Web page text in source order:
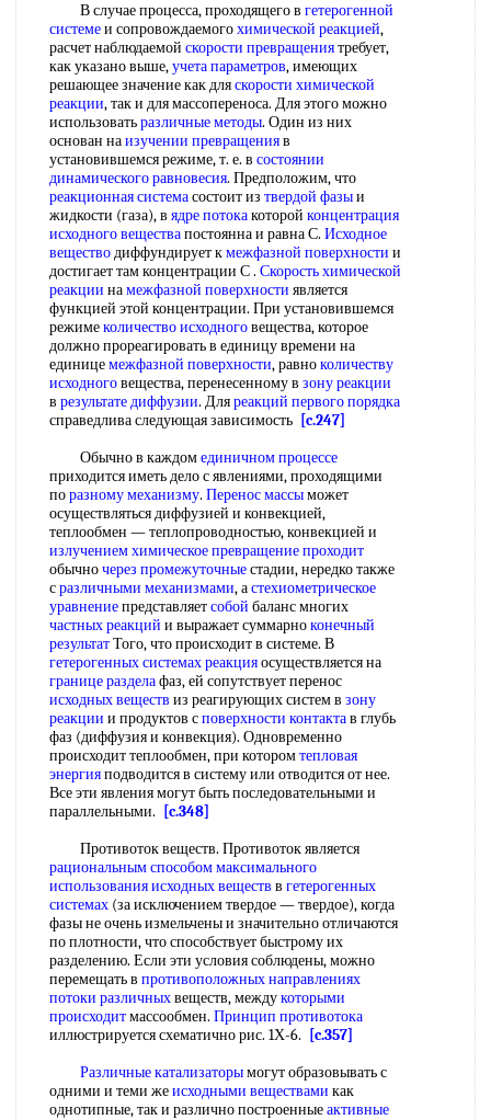
В случае процесса, проходящего в гетерогенной
системеи сопровождаемогохимической реакцией,
расчет наблюдаемой скорости превращениятребует,
как указано выше,учета параметров, имеющих
решающее значение как дляскорости химической
реакции, так и для массопереноса. Для этого можно
использоватьразличные методы. Один из них
основан наизучении превращенияв
установившемся режиме, т. е. в состоянии
динамического равновесия. Предположим, что
реакционная системасостоит из твердой фазыи
жидкости (газа), в ядре потокакоторой концентрация
исходного веществапостоянна и равна С. Исходное
веществодиффундирует кмежфазной поверхности и
достигает там концентрации С . Скорость химической
реакции намежфазной поверхности является
функцией этой концентрации. При установившемся
режимеколичество исходноговещества, которое
должно прореагировать в единицу времени на
единицемежфазной поверхности, равноколичеству
исходноговещества, перенесенному в зону реакции
в результате диффузии. Дляреакций первого порядка
справедлива следующая зависимость [c.247]
Обычно в каждомединичном процессе
приходится иметь дело с явлениями, проходящими
поразному механизму. Перенос массыможет
осуществляться диффузией и конвекцией,
теплообмен — теплопроводностью, конвекцией и
излучением химическоепревращение проходит
обычночерез промежуточныестадии, нередко также
сразличными механизмами, астехиометрическое
уравнениепредставляетсобой баланс многих
частных реакций и выражает суммарноконечный
результатТого, что происходит в системе. В
гетерогенных системах реакцияосуществляется на
границе разделафаз, ей сопутствует перенос
исходных веществ из реагирующих систем в зону
реакции и продуктов споверхности контактав глубь
фаз (диффузия и конвекция). Одновременно
происходит теплообмен, при которомтепловая
энергияподводится в систему или отводится от нее.
Все эти явления могут быть последовательными и
параллельными.
[c.348]
Противоток веществ. Противоток является
рациональным способоммаксимального
использованияисходных веществ в гетерогенных
системах (за исключением твердое — твердое), когда
фазы не очень измельчены и значительно отличаются
по плотности, что способствует быстрому их
разделению. Если эти условия соблюдены, можно
перемещать в противоположных направлениях
потоки различныхвеществ, междукоторыми
происходитмассообмен. Принцип противотока
иллюстрируется схематично рис. 1Х-6.
[c.357]
Различные катализаторымогут образовывать с
одними и теми жеисходными веществами как
однотипные, так и различно построенныеактивные